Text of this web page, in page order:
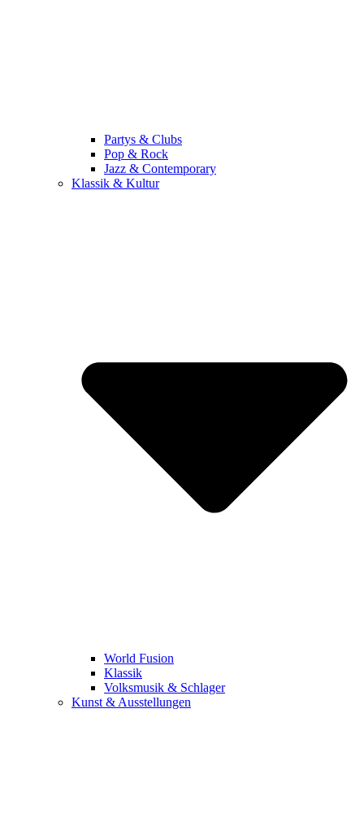
Partys & Clubs
Pop & Rock
Jazz & Contemporary
Klassik & Kultur
World Fusion
Klassik
Volksmusik & Schlager
Kunst & Ausstellungen